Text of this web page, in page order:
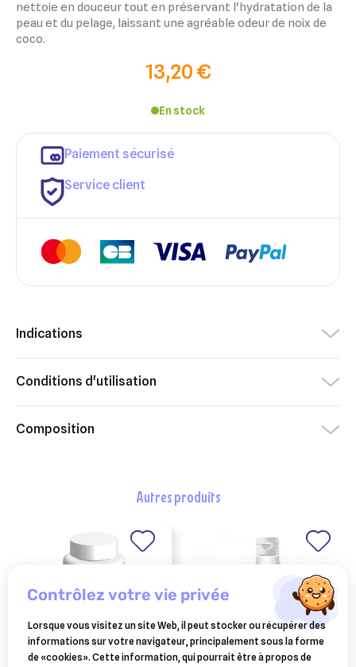
nettoie en douceur tout en préservant l'hydratation de la
peau et du pelage, laissant une agréable odeur de noix de
coco.
13,20 €
En stock
Paiement sécurisé
Service client
Indications
Conditions d'utilisation
Composition
autres produits
Ajouter à ma liste d'envies
Créer une nouvelle liste
Créer une liste d'envies
Nom de la liste d'envies
Connexion
Vous devez être connecté pour ajouter des produits à votre
liste d'envies.
contrôlez votre vie privée
Lorsque vous visitez un site Web, il peut stocker ou récupérer des
informations sur votre navigateur, principalement sous la forme
de «cookies». Cette information, qui pourrait être à propos de